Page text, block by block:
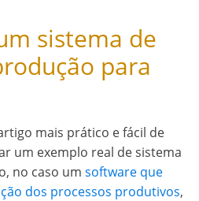
sistema de
para
mais prático e fácil de
um exemplo real de sistema
no caso um software que
dos processos produtivos,